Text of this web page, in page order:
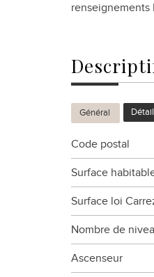
renseignements
Général
Code postal
Surface
Surface loi
Nombre de
Ascenseur